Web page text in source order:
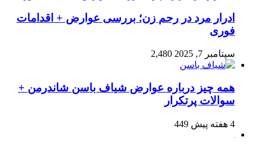
ادرار مرد در رحم زن؛ بررسی عوارض + اقدامات
فوری
سپتامبر 7, 2025 2,480
همه چیز درباره عوارض شیاف باسن شاندرمن +
سوالات پرتکرار
4 هفته پیش 449